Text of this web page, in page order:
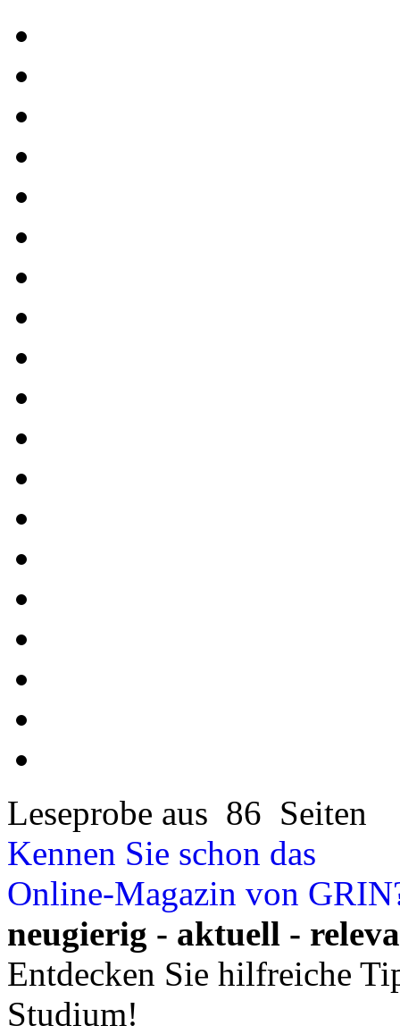
Leseprobe aus 86 Seiten
Kennen Sie schon das
Online-Magazin von
neugierig - aktuell -
Entdecken Sie hilfreiche
Studium!